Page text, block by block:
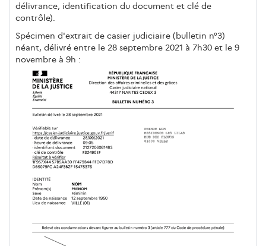
délivrance, identification du document et clé de
contrôle).
Spécimen d'extrait de casier judiciaire (bulletin n°3)
néant, délivré entre le 28 septembre 2021 à 7h30 et le 9
novembre à 9h :